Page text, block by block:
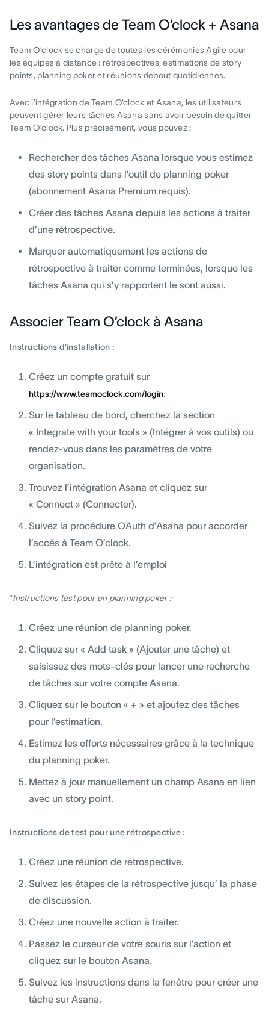
Les avantages de Team O’clock + Asana
Team O’clock se charge de toutes les cérémonies Agile pour
les équipes à distance : rétrospectives, estimations de story
points, planning poker et réunions debout quotidiennes.
Avec l’intégration de Team O’clock et Asana, les utilisateurs
peuvent gérer leurs tâches Asana sans avoir besoin de quitter
Team O’clock. Plus précisément, vous pouvez :
Rechercher des tâches Asana lorsque vous estimez
des story points dans l’outil de planning poker
(abonnement Asana Premium requis).
Créer des tâches Asana depuis les actions à traiter
d’une rétrospective.
Marquer automatiquement les actions de
rétrospective à traiter comme terminées, lorsque les
tâches Asana qui s’y rapportent le sont aussi.
Associer Team O’clock à Asana
Instructions d’installation :
Créez un compte gratuit sur
https://www.teamoclock.com/login.
Sur le tableau de bord, cherchez la section
« Integrate with your tools » (Intégrer à vos outils) ou
rendez-vous dans les paramètres de votre
organisation.
Trouvez l’intégration Asana et cliquez sur
« Connect » (Connecter).
Suivez la procédure OAuth d’Asana pour accorder
l’accès à Team O’clock.
L’intégration est prête à l’emploi
*Instructions test pour un planning poker :
Créez une réunion de planning poker.
Cliquez sur « Add task » (Ajouter une tâche) et
saisissez des mots-clés pour lancer une recherche
de tâches sur votre compte Asana.
Cliquez sur le bouton « + » et ajoutez des tâches
pour l’estimation.
Estimez les efforts nécessaires grâce à la technique
du planning poker.
Mettez à jour manuellement un champ Asana en lien
avec un story point.
Instructions de test pour une rétrospective :
Créez une réunion de rétrospective.
Suivez les étapes de la rétrospective jusqu’ la phase
de discussion.
Créez une nouvelle action à traiter.
Passez le curseur de votre souris sur l’action et
cliquez sur le bouton Asana.
Suivez les instructions dans la fenêtre pour créer une
tâche sur Asana.